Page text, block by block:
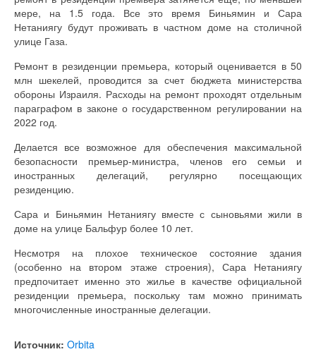
мере, на 1.5 года. Все это время Биньямин и Сара
Нетаниягу будут проживать в частном доме на столичной
улице Газа.
Ремонт в резиденции премьера, который оценивается в 50
млн шекелей, проводится за счет бюджета министерства
обороны Израиля. Расходы на ремонт проходят отдельным
параграфом в законе о государственном регулировании на
2022 год.
Делается все возможное для обеспечения максимальной
безопасности премьер-министра, членов его семьи и
иностранных делегаций, регулярно посещающих
резиденцию.
Сара и Биньямин Нетаниягу вместе с сыновьями жили в
доме на улице Бальфур более 10 лет.
Несмотря на плохое техническое состояние здания
(особенно на втором этаже строения), Сара Нетаниягу
предпочитает именно это жилье в качестве официальной
резиденции премьера, поскольку там можно принимать
многочисленные иностранные делегации.
Источник: Orbita